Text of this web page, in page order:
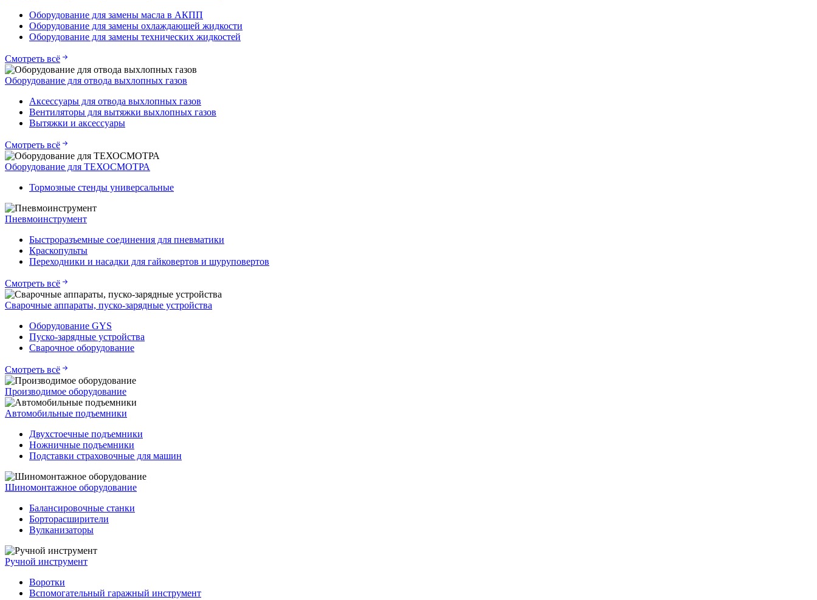
Оборудование для замены масла в АКПП
Оборудование для замены охлаждающей жидкости
Оборудование для замены технических жидкостей
Смотреть всё
Оборудование для отвода выхлопных газов
Аксессуары для отвода выхлопных газов
Вентиляторы для вытяжки выхлопных газов
Вытяжки и аксессуары
Смотреть всё
Оборудование для ТЕХОСМОТРА
Тормозные стенды универсальные
Пневмоинструмент
Быстроразъемные соединения для пневматики
Краскопульты
Переходники и насадки для гайковертов и шуруповертов
Смотреть всё
Сварочные аппараты, пуско-зарядные устройства
Оборудование GYS
Пуско-зарядные устройства
Сварочное оборудование
Смотреть всё
Производимое оборудование
Автомобильные подъемники
Двухстоечные подъемники
Ножничные подъемники
Подставки страховочные для машин
Шиномонтажное оборудование
Балансировочные станки
Борторасширители
Вулканизаторы
Ручной инструмент
Воротки
Вспомогательный гаражный инструмент